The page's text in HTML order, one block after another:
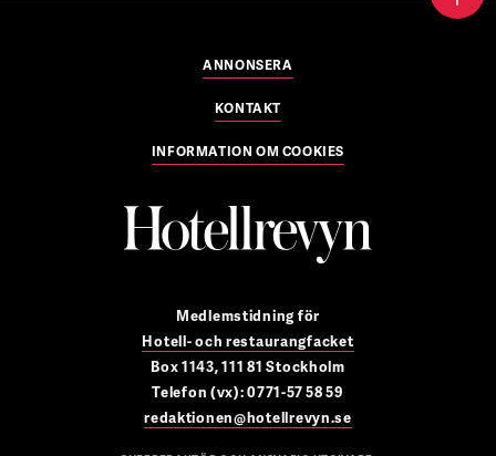
ANNONSERA
KONTAKT
INFORMATION OM COOKIES
Medlemstidning för
Hotell- och restaurangfacket
Box 1143, 111 81 Stockholm
Telefon (vx): 0771-57 58 59
redaktionen@hotellrevyn.se